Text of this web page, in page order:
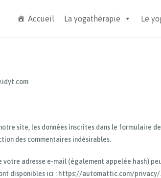
Accueil La yogathérapie Le
site, les données inscrites dans le
des commentaires indésirables.
votre adresse e-mail (également appelée hash)
disponibles ici : https://automattic.com/